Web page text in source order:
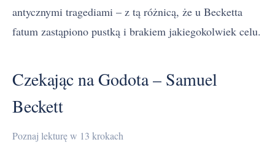
antycznymi tragediami – z tą różnicą, że u Becketta
fatum zastąpiono pustką i brakiem jakiegokolwiek celu.
Czekając na Godota – Samuel
Beckett
Poznaj lekturę w 13 krokach